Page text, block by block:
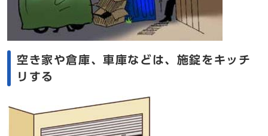
空き家や倉庫、車庫などは、施錠をキッチ
リする